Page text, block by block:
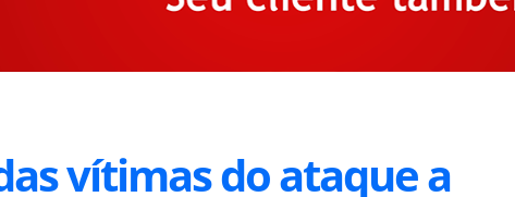
vítimas do ataque a